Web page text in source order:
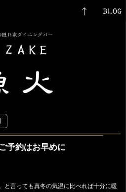
予約はお早めに
と言っても真冬の気温に比べれば十分に暖